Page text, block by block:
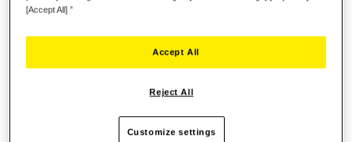
[Accept All] ”
Reject All
Accept All
Customize settings